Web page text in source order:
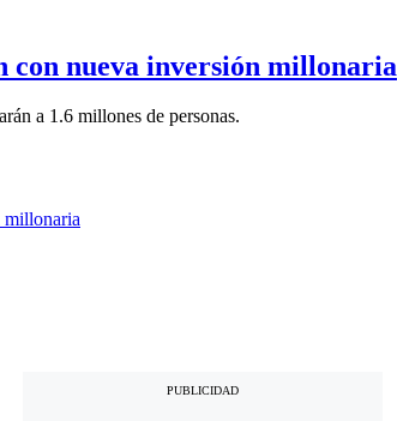
con nueva inversión millonaria
a 1.6 millones de personas.